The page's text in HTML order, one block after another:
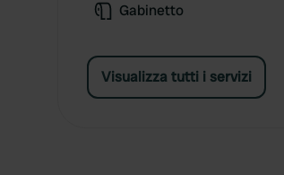
Gabinetto
Visualizza tutti i servizi